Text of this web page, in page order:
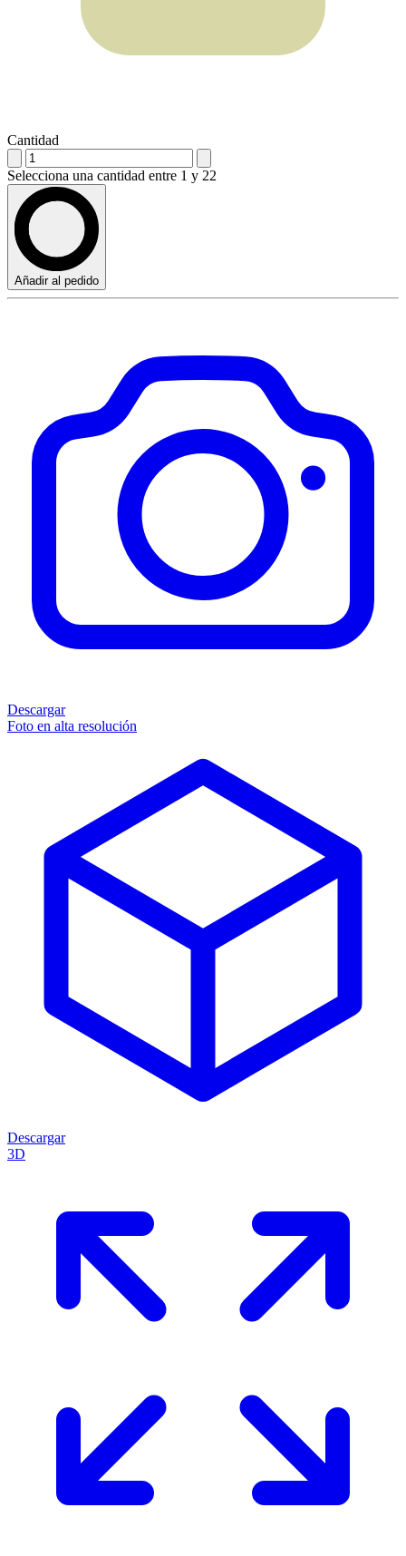
Cantidad
Selecciona una cantidad entre 1 y 22
Añadir al pedido
Descargar
Foto en alta resolución
Descargar
3D